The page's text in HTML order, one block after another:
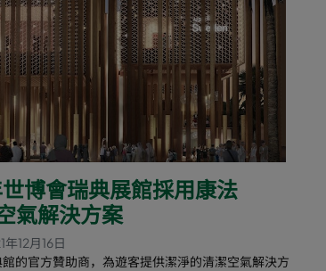
博會瑞典展館採用康法
氣解決方案
12月16日
的官方贊助商，為遊客提供潔淨的清潔空氣解決方